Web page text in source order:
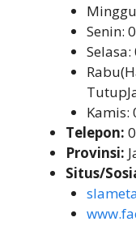
Senin:
Kamis:
Telepon:
Provinsi:
Situs/